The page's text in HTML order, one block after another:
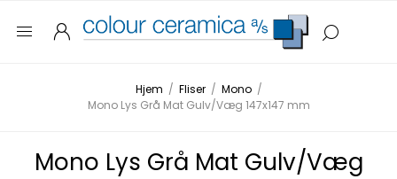
Hjem / Fliser / Mono /
Mono Lys Grå Mat Gulv/Væg 147x147 mm
Mono Lys Grå Mat Gulv/Væg